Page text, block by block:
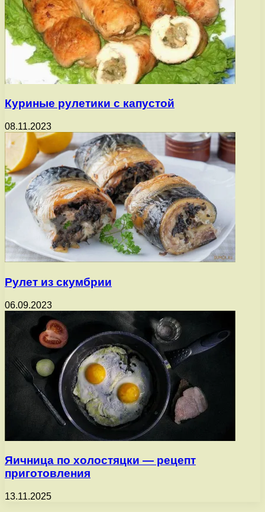
Куриные рулетики с капустой
08.11.2023
Рулет из скумбрии
06.09.2023
Яичница по холостяцки — рецепт
приготовления
13.11.2025